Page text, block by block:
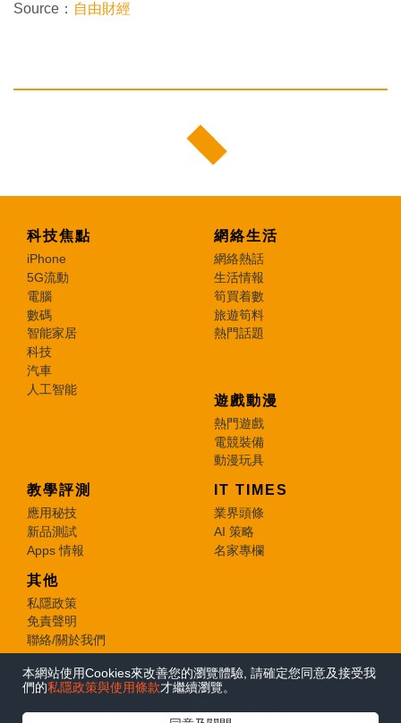
本網站使用Cookies來改善您的瀏覽體驗, 請確定您同意及接受我
們的私隱政策與使用條款才繼續瀏覽。
Source： 自由財經
科技焦點
iPhone
5G流動
電腦
數碼
智能家居
科技
汽車
人工智能
網絡生活
網絡熱話
生活情報
筍買着數
旅遊筍料
熱門話題
遊戲動漫
熱門遊戲
電競裝備
動漫玩具
教學評測
應用秘技
新品測試
Apps 情報
IT TIMES
業界頭條
AI 策略
名家專欄
其他
私隱政策
免責聲明
聯絡/關於我們
© 2026 e-zone. All Rights Reserved.